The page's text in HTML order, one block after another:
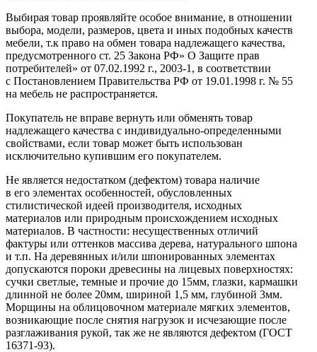
Выбирая товар проявляйте особое внимание, в отношении
выбора, модели, размеров, цвета и иных подобных качеств
мебели, т.к право на обмен товара надлежащего качества,
предусмотренного ст. 25 Закона РФ» О Защите прав
потребителей» от 07.02.1992 г., 2003-1, в соответствии
с Постановлением Правительства РФ от 19.01.1998 г. № 55
на мебель не распространяется.
Покупатель не вправе вернуть или обменять товар
надлежащего качества с индивидуально-определенными
свойствами, если товар может быть использован
исключительно купившим его покупателем.
Не является недостатком (дефектом) товара наличие
в его элементах особенностей, обусловленных
стилистической идеей производителя, исходных
материалов или природным происхождением исходных
материалов. В частности: несущественных отличий
фактуры или оттенков массива дерева, натурального шпона
и т.п. На деревянных и/или шпонированных элементах
допускаются пороки древесины на лицевых поверхностях:
сучки светлые, темные и прочие до 15мм, глазки, кармашки
длинной не более 20мм, шириной 1,5 мм, глубиной 3мм.
Морщины на облицовочном материале мягких элементов,
возникающие после снятия нагрузок и исчезающие после
разглаживания рукой, так же не являются дефектом (ГОСТ
16371-93).